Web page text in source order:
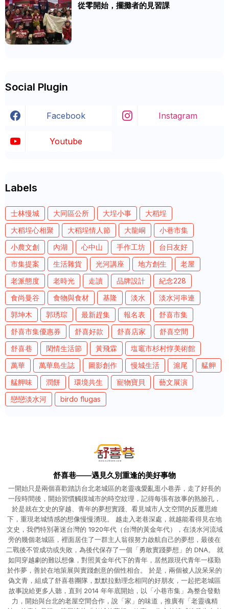
從零開始，擺攤者的見習課
Social Plugin
Facebook Instagram
Youtube
Labels
士林慢城 大同區公所 大埕小事
大稻埕
大稻埕心相聚
大稻埕情人節 大龍峒
小巷市集
小農文創
內湖 心中山 手作工坊
台日友好
市集提案
生活雜貨 光河講座 地方創生
老屋
老派態度
老時光 走讀 品牌設計
紀念228
食尚曼谷
食物與食材 基隆 淡水
淡水河串連
郭坤木
郭琇琮 最新趕集 報名表
舒喜市集
舒喜市集優惠券
舒喜好款 舒喜店家
舒喜空間
舒喜巷
閑情生活節 黃飛霖
塩竈市杉村惇美術館
萬華
萬華島生誌 圖影創作 慢城生活 滬尾
艋舺
艋舺味
潤餅 環境共生 寵物寶貝
藝文展演
戀戀淡水河
birdo flugas
舒喜巷——遇見久別重逢的美好事物
一開始只是兩個喜歡踏訪台北老城區的老靈魂愛亂逛小巷弄，走了好長的
一段時間後，開始習慣觸摸城市的時空紋理，記得每張有故事的熟臉孔，
於是就在文史的穿越、青年的夢想實踐、看見城市人文空間的反覆思維
下，重現老城情感的想像慢慢湧現。 越走入老巷深處，就越能看得見在地
文史，我們特別著迷台灣的 1920年代（台灣的黃金年代），在淡水河流域
旁的幾個老城區，裡面居住了一群主人翁很努力啟航自己的夢想，最後在
二戰後不管成功或失敗，為後代保存了一個「勇敢實踐夢想」的 DNA。 就
如同穿越劇的難以想像，對照黃金年代下的青年，居然跟現代青年一樣勤
於作夢，善於在地策展與實踐創意的個性相合。 於是，兩個被人說呆呆的
偽文青，組成了舒喜巷團隊，默默拉動理念相同的好朋友，一起把老城區
故事說給更多人聽，直到 2014 年年底開始，以「小巷市集」為整合發動
力，開始與台北的老屋空間合作，說「家」的味道，推廣有「老靈魂精